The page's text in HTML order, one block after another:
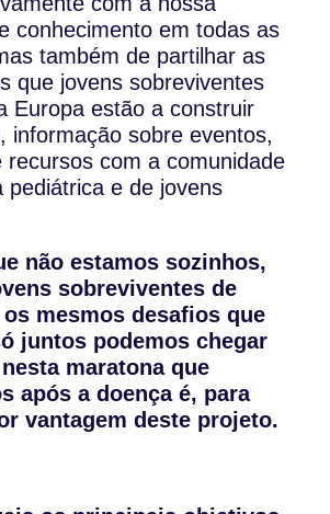
conhecimento em todas as
também de partilhar as
que jovens sobreviventes
Europa estão a construir
informação sobre eventos,
recursos com a comunidade
pediátrica e de jovens
não estamos sozinhos,
sobreviventes de
mesmos desafios que
juntos podemos chegar
maratona que
após a doença é, para
vantagem deste projeto.